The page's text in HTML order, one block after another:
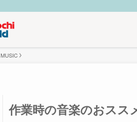
MUSIC
作業時の音楽のおス